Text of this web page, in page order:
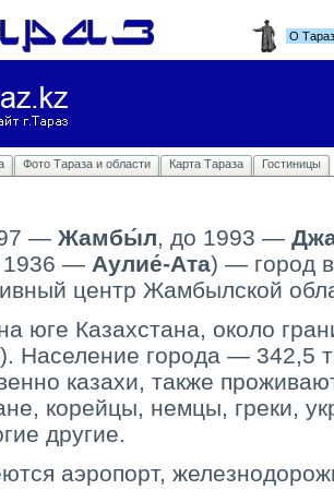
О
Фото Тараза и области Карта Тараза Гостиницы
— Жамбы́л, до 1993 —
1936 — Аулие́-Ата) — город
центр Жамбылской
юге Казахстана, около
Население города — 342,5
казахи, также
корейцы, немцы, греки,
другие.
аэропорт,